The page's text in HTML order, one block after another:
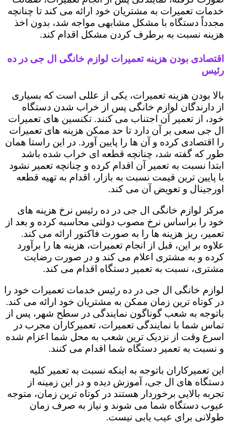
خدمات تعمیرات به مشتریان خود ارائه می کند تا چنانچه
مجدداً دستگاه با مشکل مشابهی مواجه شد، بدون اخذ
هزینه نسبت به برطرف کردن مشکل اقدام کند.
اقتصادی بودن هزینه تعمیرات لوازم خانگی ال جی در ده
رئیس
بالا بودن هزینه تعمیرات، یکی از عللی است که بسیاری
از دارندگان لوازم خانگی پس از خراب شدن دستگاه
خود، از تعمیر آن اجتناب می کنند. تکنسین های تعمیرات
ال جی سعی بر آن دارد تا حد ممکن هزینه های تعمیرات
را اقتصادی کرده و آن ها را پایین آورد. در این راستا همان
طور که گفته شد، چنانچه قطعه ای خراب شده باشد
ابتدا نسبت به تعمیر آن اقدام کرده و چنانچه تعمیر نشود
با پایین ترین قیمت نسبت به بازار، اقدام به تهیه قطعه
اورجینال و تعویض آن می کند.
مرکز لوازم خانگی ال جی در ده رئیس نرخ هزینه های
خود را براساس نرخ مصوب دولتی محاسبه کرده و بعد از
تعمیر، ریز هزینه ها را به صورت فاکتور ارائه می کند.
علاوه بر این، قبل از انجام تعمیرات، هزینه ها را برآورد
کرده و به مشتری اعلام می کند و در صورت رضایت
مشتری، نسبت به تعمیر دستگاه اقدام می کند.
لوازم خانگی ال جی در ده رئیس خدمات تعمیرات خود را
در کوتاه ترین زمان ممکن به مشتریان خود ارائه می کند.
باتوجه به شعب گوناگون نمایندگی در سطح شهر، پس از
تماس شما با نمایندگی تعمیرات، تعمیرکاران مجرب در
اسرع وقت از نزدیک ترین شعب به محل شما اعزام شده
و نسبت به تعمیر دستگاه شما اقدام می کنند.
این تعمیرکاران باتوجه به اینکه نسبت به تعمیر کلیه
دستگاه های ال جی، آموزش دیده و در این زمینه از
تجربه بالایی برخوردار هستند در کوتاه ترین زمان، متوجه
عیوب دستگاه شما می شوند و نیاز به صرف زمان
طولانی برای عیب یابی نیست.